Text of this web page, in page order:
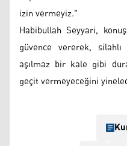
izin vermeyiz."
Habibullah Seyyari,
güvence vererek,
aşılmaz bir kale gibi
geçit vermeyeceğini